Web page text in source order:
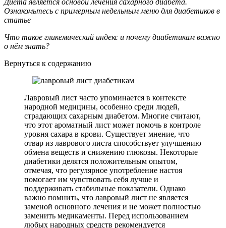
Диета является основой лечения сахарного диабета.
Ознакомьтесь с примерным недельным меню для диабетиков в
статье
Что такое гликемический индекс и почему диабетикам важно
о нём знать?
Вернуться к содержанию
Лавровый лист часто упоминается в контексте
народной медицины, особенно среди людей,
страдающих сахарным диабетом. Многие считают,
что этот ароматный лист может помочь в контроле
уровня сахара в крови. Существует мнение, что
отвар из лаврового листа способствует улучшению
обмена веществ и снижению глюкозы. Некоторые
диабетики делятся положительным опытом,
отмечая, что регулярное употребление настоя
помогает им чувствовать себя лучше и
поддерживать стабильные показатели. Однако
важно помнить, что лавровый лист не является
заменой основного лечения и не может полностью
заменить медикаменты. Перед использованием
любых народных средств рекомендуется